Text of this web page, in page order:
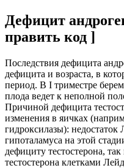
Дефицит
править код ]
Последствия дефицита
дефицита и возраста, в
период. В I триместре
плода ведет к неполной
Причиной дефицита
изменения в яичках
гидроксилазы):
гипоталамуса на этой
дефициту тестостерона,
тестостерона клетками